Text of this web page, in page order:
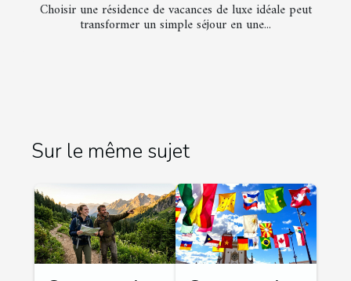
Choisir une résidence de vacances de luxe idéale peut
transformer un simple séjour en une...
Sur le même sujet